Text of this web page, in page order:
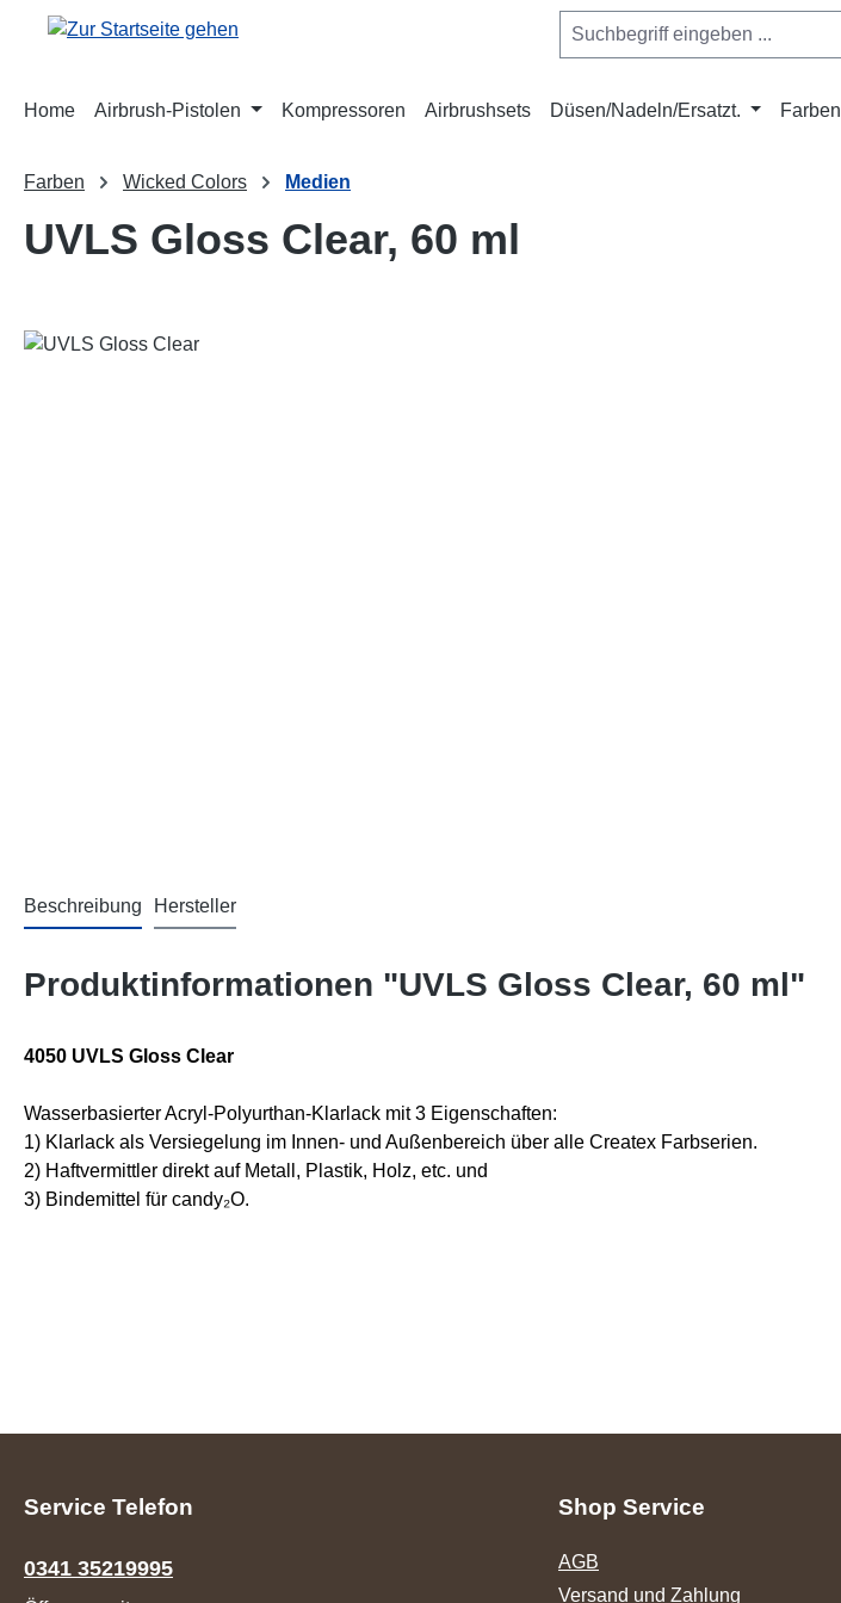
Hauptinhalt springen
Zur Suche springen
Zur Hauptnavigation springen
Home Airbrush-Pistolen Kompressoren Airbrushsets Düsen/Nadeln/Ersatzt. Farben
Farben Wicked Colors Medien
UVLS Gloss Clear, 60 ml
Bildergalerie überspringen
Beschreibung Hersteller
Produktinformationen "UVLS Gloss Clear, 60 ml"
4050 UVLS Gloss Clear
Wasserbasierter Acryl-Polyurthan-Klarlack mit 3 Eigenschaften:
1) Klarlack als Versiegelung im Innen- und Außenbereich über alle Createx Farbserien.
2) Haftvermittler direkt auf Metall, Plastik, Holz, etc. und
3) Bindemittel für candy₂O.
Service Telefon
0341 35219995
Shop Service
AGB
Versand und Zahlung